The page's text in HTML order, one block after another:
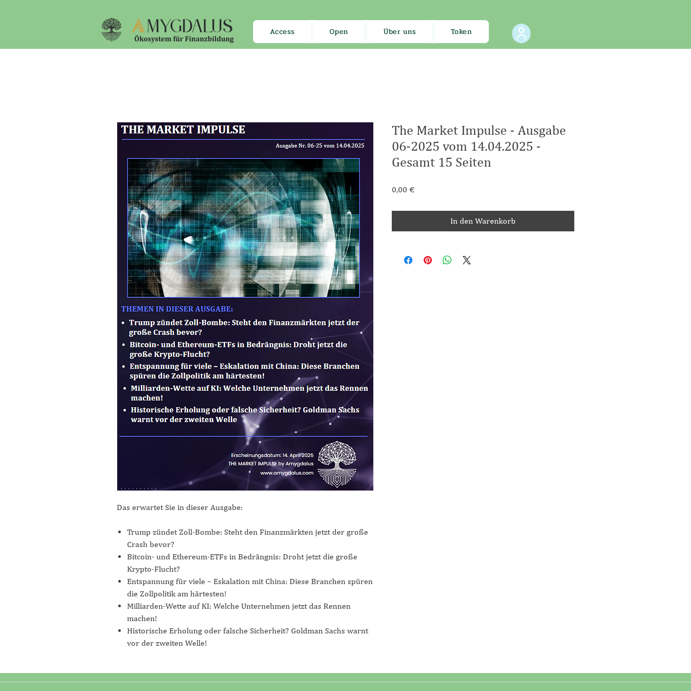
Access Open Über uns Token
Das erwartet Sie in dieser Ausgabe:
​Trump zündet Zoll-Bombe: Steht den Finanzmärkten jetzt der große
Crash bevor?
Bitcoin- und Ethereum-ETFs in Bedrängnis: Droht jetzt die große
Krypto-Flucht?​
Entspannung für viele – Eskalation mit China: Diese Branchen spüren
die Zollpolitik am härtesten!​
Milliarden-Wette auf KI: Welche Unternehmen jetzt das Rennen
machen!​
Historische Erholung oder falsche Sicherheit? Goldman Sachs warnt
vor der zweiten Welle!
The Market Impulse - Ausgabe
06-2025 vom 14.04.2025 -
Gesamt 15 Seiten
0,00 €Preis
In den Warenkorb